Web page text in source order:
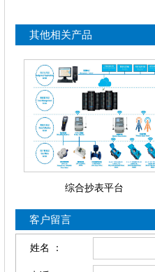
其他相关产品
综合抄表平台
客户留言
姓名 ：